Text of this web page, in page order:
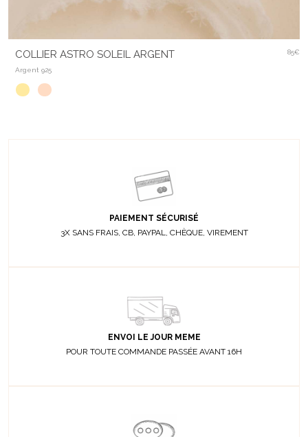
COLLIER ASTRO SOLEIL ARGENT
Argent 925
85€
PAIEMENT SÉCURISÉ
3X SANS FRAIS, CB, PAYPAL, CHÈQUE, VIREMENT
ENVOI LE JOUR MEME
POUR TOUTE COMMANDE PASSÉE AVANT 16H